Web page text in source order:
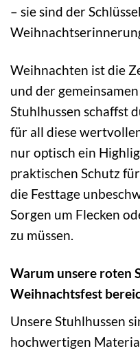
– sie sind der
Weihnachten ist die
und der
Stuhlhussen schaffst
für all diese
nur optisch ein
praktischen Schutz
die Festtage
Sorgen um Flecken
zu müssen.
Warum unsere roten
Weihnachtsfest
Unsere Stuhlhussen
hochwertigen